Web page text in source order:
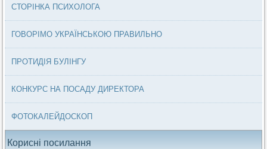
СТОРІНКА ПСИХОЛОГА
ГОВОРІМО УКРАЇНСЬКОЮ ПРАВИЛЬНО
ПРОТИДІЯ БУЛІНГУ
КОНКУРС НА ПОСАДУ ДИРЕКТОРА
ФОТОКАЛЕЙДОСКОП
Корисні посилання